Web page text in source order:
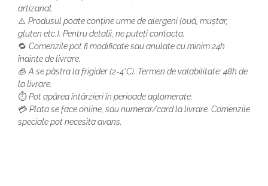
artizanal.
⚠️ Produsul poate conține urme de alergeni (ouă, muștar,
gluten etc.). Pentru detalii, ne puteți contacta.
🔁 Comenzile pot fi modificate sau anulate cu minim 24h
înainte de livrare.
🧊A se păstra la frigider (2-4°C). Termen de valabilitate: 48h de
la livrare.
⏱️Pot apărea întârzieri în perioade aglomerate.
💳 Plata se face online, sau numerar/card la livrare. Comenzile
speciale pot necesita avans.